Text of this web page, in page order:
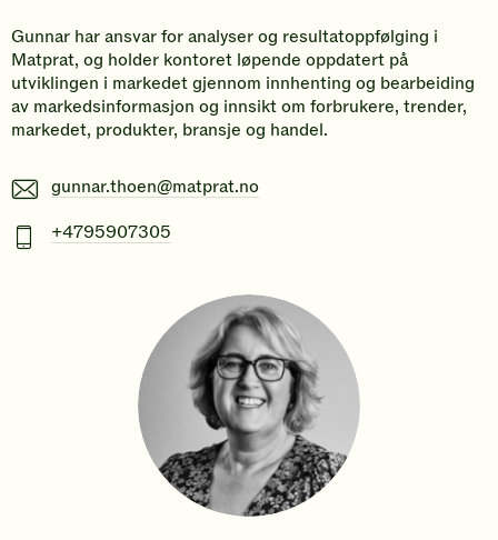
Gunnar har ansvar for analyser og resultatoppfølging i
Matprat, og holder kontoret løpende oppdatert på
utviklingen i markedet gjennom innhenting og bearbeiding
av markedsinformasjon og innsikt om forbrukere, trender,
markedet, produkter, bransje og handel.
E-
gunnar.thoen@matprat.no
Mobiltelefonnummer
+4795907305